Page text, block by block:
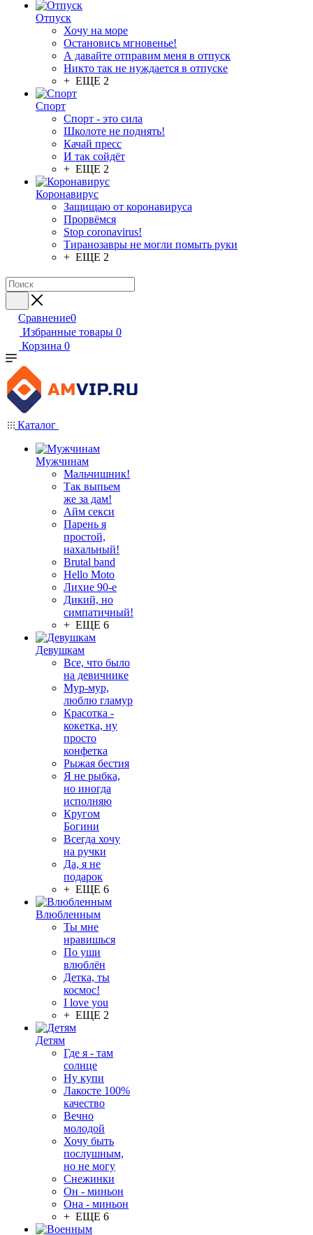
Отпуск
Хочу на море
Остановись мгновенье!
А давайте отправим меня в отпуск
Никто так не нуждается в отпуске
+ ЕЩЕ 2
Спорт
Спорт - это сила
Школоте не поднять!
Качай пресс
И так сойдёт
+ ЕЩЕ 2
Коронавирус
Защищаю от коронавируса
Прорвёмся
Stop coronavirus!
Тиранозавры не могли помыть руки
+ ЕЩЕ 2
Сравнение0
Избранные товары 0
Корзина 0
Каталог
Мужчинам
Мальчишник!
Так выпьем
же за дам!
Айм секси
Парень я
простой,
нахальный!
Brutal band
Hello Moto
Лихие 90-е
Дикий, но
симпатичный!
+ ЕЩЕ 6
Девушкам
Все, что было
на девичнике
Мур-мур,
люблю гламур
Красотка -
кокетка, ну
просто
конфетка
Рыжая бестия
Я не рыбка,
но иногда
исполняю
Кругом
Богини
Всегда хочу
на ручки
Да, я не
подарок
+ ЕЩЕ 6
Влюбленным
Ты мне
нравишься
По уши
влюблён
Детка, ты
космос!
I love you
+ ЕЩЕ 2
Детям
Где я - там
солнце
Ну купи
Лакосте 100%
качество
Вечно
молодой
Хочу быть
послушным,
но не могу
Снежинки
Он - миньон
Она - миньон
+ ЕЩЕ 6